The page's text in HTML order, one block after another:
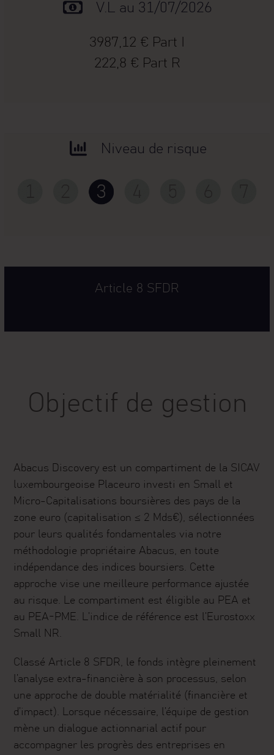
V.L au 31/07/2026
3987,12 € Part I
222,8 € Part R
Niveau de risque
Article 8 SFDR
Objectif de gestion
Abacus Discovery est un compartiment de la SICAV
luxembourgeoise Placeuro investi en Small et
Micro-Capitalisations boursières des pays de la
zone euro (capitalisation ≤ 2 Mds€), sélectionnées
pour leurs qualités fondamentales via notre
méthodologie propriétaire Abacus, en toute
indépendance des indices boursiers. Cette
approche vise une meilleure performance ajustée
au risque. Le compartiment est éligible au PEA et
au PEA-PME. L’indice de référence est l’Eurostoxx
Small NR.
Classé Article 8 SFDR, le fonds intègre pleinement
l’analyse extra-financière à son processus, selon
une approche de double matérialité (financière et
d’impact). Lorsque nécessaire, l’équipe de gestion
mène un dialogue actionnarial actif pour
accompagner les progrès des entreprises en